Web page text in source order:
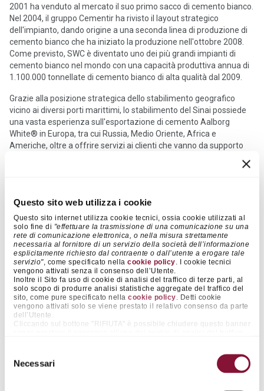
Questo sito web utilizza i cookie
Questo sito internet utilizza cookie tecnici, ossia cookie utilizzati al
solo fine di "effettuare la trasmissione di una comunicazione su una
rete di comunicazione elettronica, o nella misura strettamente
necessaria al fornitore di un servizio della società dell’informazione
esplicitamente richiesto dal contraente o dall’utente a erogare tale
servizio", come specificato nella cookie policy . I cookie tecnici
vengono attivati senza il consenso dell’Utente.
Inoltre il Sito fa uso di cookie di analisi del traffico di terze parti, al
solo scopo di produrre analisi statistiche aggregate del traffico del
sito, come pure specificato nella cookie policy . Detti cookie
vengono attivati solo se viene prestato il relativo consenso da parte
dell’Utente.
Cliccando sul bottone "RIFIUTA" è possibile chiudere questo banner
possibile accettare il posizionamento di tutti tali cookie.
Cliccando su "ACCETTA SELEZIONATI" è possibile prestare il
delNecessari
2001 ha venduto al mercato il suo primo sacco di cemento bianco.
Nel 2004, il gruppo Cementir ha rivisto il layout strategico
dell'impianto, dando origine a una seconda linea di produzione di
cemento bianco che ha iniziato la produzione nell'ottobre 2008.
Come previsto, SWC è diventato uno dei più grandi impianti di
cemento bianco nel mondo con una capacità produttiva annua di
1.100.000 tonnellate di cemento bianco di alta qualità dal 2009.
Grazie alla posizione strategica dello stabilimento geografico
vicino ai diversi porti marittimi, lo stabilimento del Sinai possiede
una vasta esperienza sull'esportazione di cemento Aalborg
White® in Europa, tra cui Russia, Medio Oriente, Africa e
Americhe, oltre a offrire servizi ai clienti che vanno da supporto
con esperienza multinazionale nello stabilimento SWC assicurano
dei clienti insieme al centro globale di ricerca e sviluppo di
Cementir ad Aalborg, in Danimarca.
La cava di SWC ha un calcare molto puro con bassissimo
contenuto di ferro, che consente la produzione di cemento bianco
con elevata bianchezza. A differenza del cemento grigio, il
cemento bianco ha un processo di produzione molto complesso
che spazia dalla selezione delle materie prime, dalla fase di
lavaggio e omogeneizzazione alla produzione di clinker e ogni
fase di produzione è monitorata da un sistema di controllo qualità
completo e comprovato per garantire i prodotti finiti con elevata
qualità in conformità alla norma EN 197 per rendere il cemento
bianco di qualità stabile e superiore e conquistare la fiducia dei